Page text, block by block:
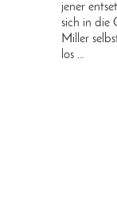
jener
sich in die
Miller
los …